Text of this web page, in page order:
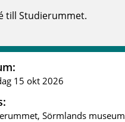
till Studierummet.
15 okt 2026
Sörmlands museum